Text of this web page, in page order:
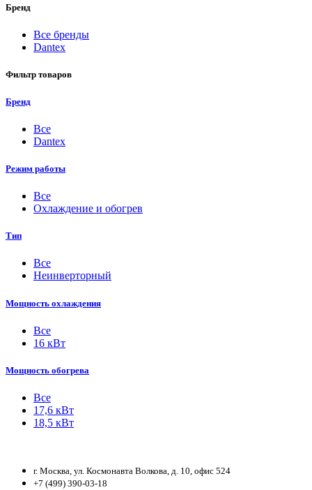
Бренд
Все бренды
Dantex
Фильтр товаров
Бренд
Все
Dantex
Режим работы
Все
Охлаждение и обогрев
Тип
Все
Неинверторный
Мощность охлаждения
Все
16 кВт
Мощность обогрева
Все
17,6 кВт
18,5 кВт
г. Москва, ул. Космонавта Волкова, д. 10, офис 524
+7 (499) 390-03-18